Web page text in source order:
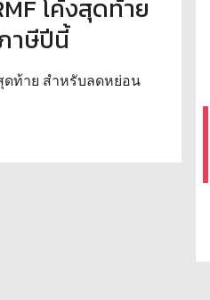
โค้งสุดท้าย
าษีปีนี้
ดท้าย สำหรับลดหย่อน